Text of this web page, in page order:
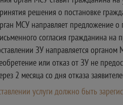
решения о постановке
МСУ направляет предложение о
согласия гражданина
ЗУ направляется органом
или отказ от ЗУ не
2 месяца со дня отказа
услуги должно быть